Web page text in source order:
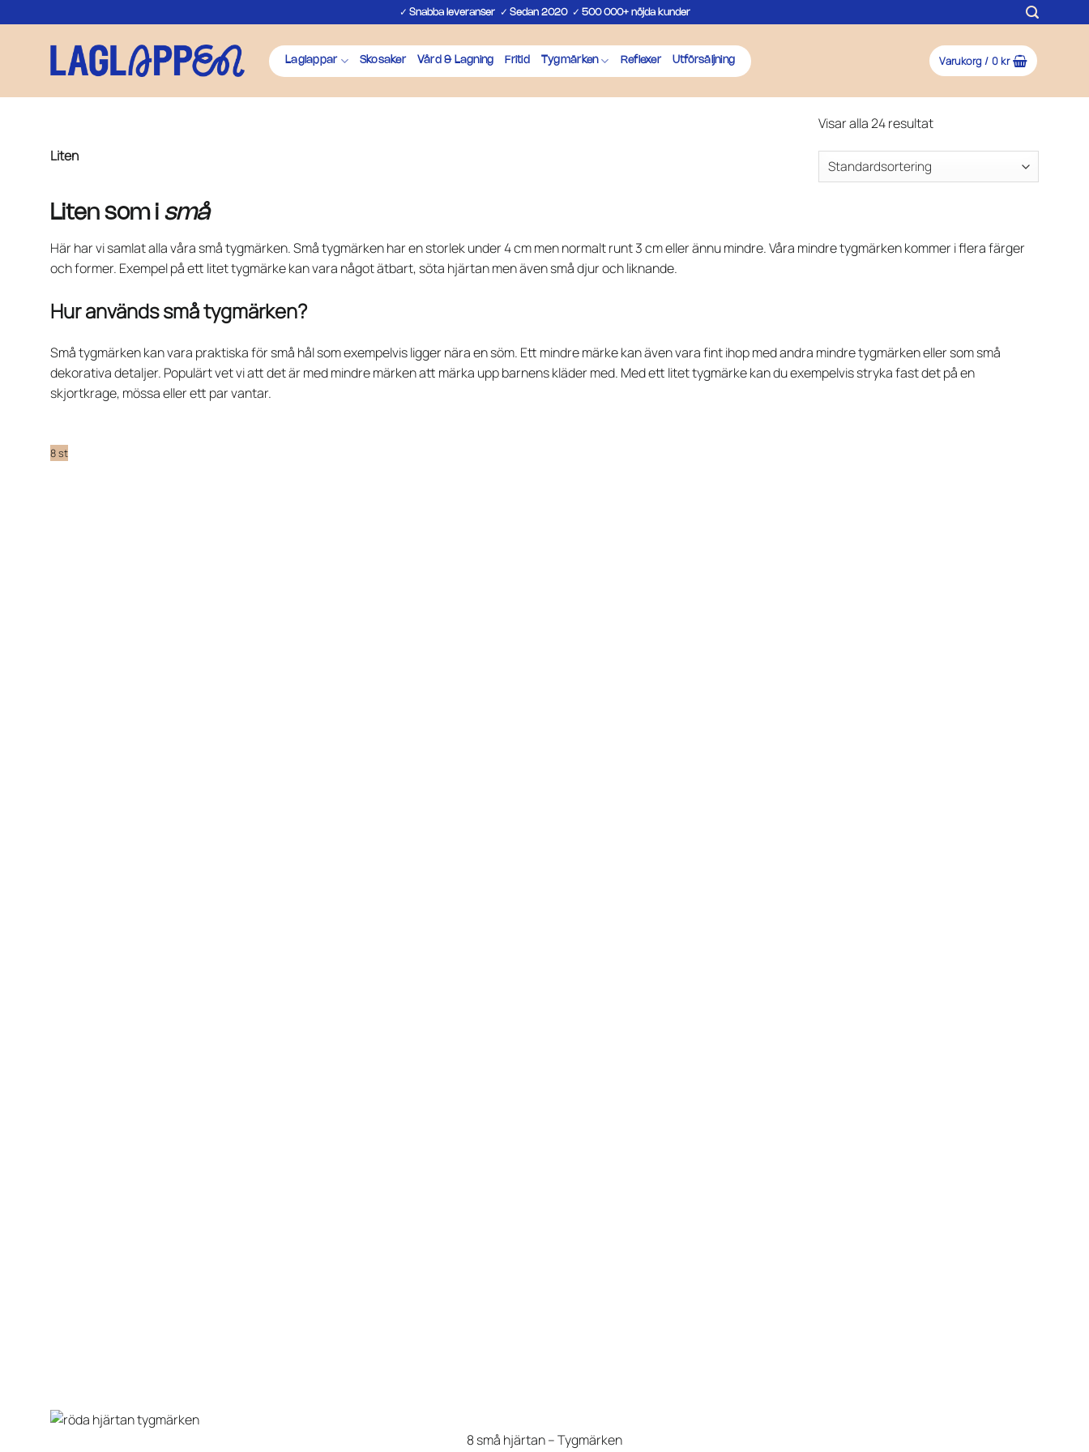
to
✓ Snabba leveranser✓ Sedan 2020✓ 500 000+ nöjda kunder
Laglappar Skosaker Vård & Lagning Fritid Tygmärken Reflexer Utförsäljning Varukorg / 0kr
Liten
Visar alla 24 resultat
Liten som i små
Här har vi samlat alla våra små tygmärken. Små tygmärken har en storlek under 4 cm men normalt runt 3 cm eller ännu mindre. Våra mindre tygmärken kommer i flera färger
och former. Exempel på ett litet tygmärke kan vara något ätbart, söta hjärtan men även små djur och liknande.
Hur används små tygmärken?
Små tygmärken kan vara praktiska för små hål som exempelvis ligger nära en söm. Ett mindre märke kan även vara fint ihop med andra mindre tygmärken eller som små
dekorativa detaljer. Populärt vet vi att det är med mindre märken att märka upp barnens kläder med. Med ett litet tygmärke kan du exempelvis stryka fast det på en
skjortkrage, mössa eller ett par vantar.
8 st
8 små hjärtan – Tygmärken